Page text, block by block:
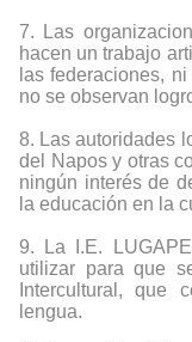
7.
Las
hacen un trabajo
las federaciones,
no se observan
8. Las autoridades
del Napos y otras
ningún interés de
la educación en la
9. La I.E.
utilizar para que
Intercultural, que
lengua.